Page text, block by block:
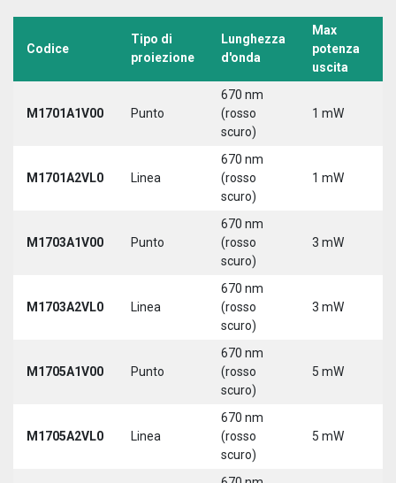
Codice
Tipo di
proiezione
Lunghezza
d'onda
Max
potenza
uscita
M1701A1V00 Punto
670 nm
(rosso
scuro)
1 mW
M1701A2VL0 Linea
670 nm
(rosso
scuro)
1 mW
M1703A1V00 Punto
670 nm
(rosso
scuro)
3 mW
M1703A2VL0 Linea
670 nm
(rosso
scuro)
3 mW
M1705A1V00 Punto
670 nm
(rosso
scuro)
5 mW
M1705A2VL0 Linea
670 nm
(rosso
scuro)
5 mW